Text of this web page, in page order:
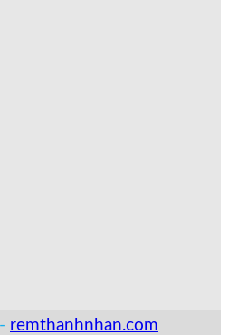
remthanhnhan.com